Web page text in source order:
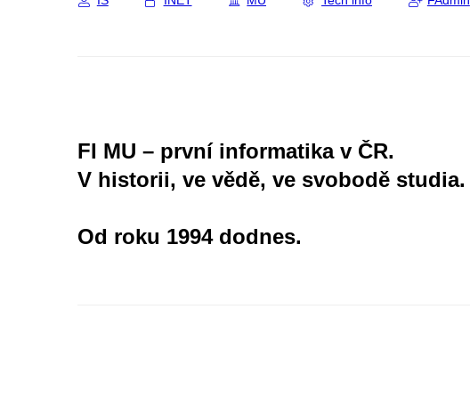
FI MU – první informatika v ČR.
V historii, ve vědě, ve svobodě studia.
Od roku 1994 dodnes.